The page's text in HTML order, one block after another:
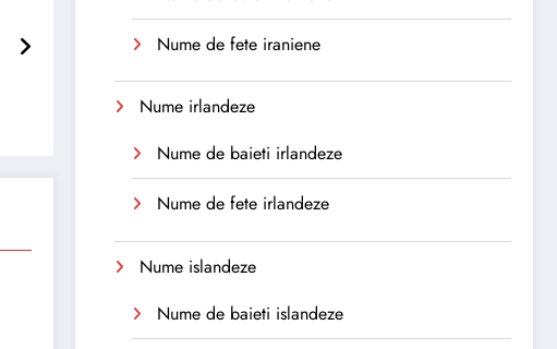
Nume de fete iraniene
Nume irlandeze
Nume de baieti irlandeze
Nume de fete irlandeze
Nume islandeze
Nume de baieti islandeze